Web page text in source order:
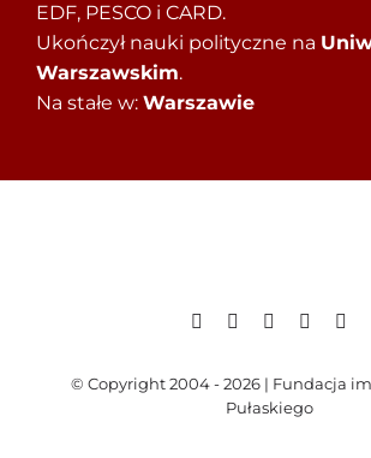
EDF, PESCO i CARD.
Ukończył nauki polityczne na
Warszawskim.
Na stałe w: Warszawie
© Copyright 2004 - 2026 | Fundacja
Pułaskiego